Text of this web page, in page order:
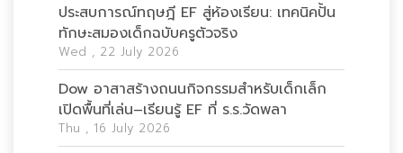
ประสบการณ์ทฤษฎี EF สู่ห้องเรียน: เทคนิคปั้น
ทักษะสมองเด็กฉบับครูตัวจริง
Wed , 22 July 2026
Dow อาสาสร้างถนนกิจกรรมสำหรับเด็กเล็ก
เปิดพื้นที่เล่น–เรียนรู้ EF ที่ ร.ร.วัดพลา
Thu , 16 July 2026